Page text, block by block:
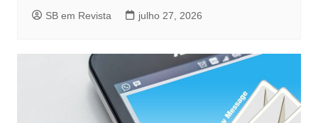
SB em Revista julho 27, 2026